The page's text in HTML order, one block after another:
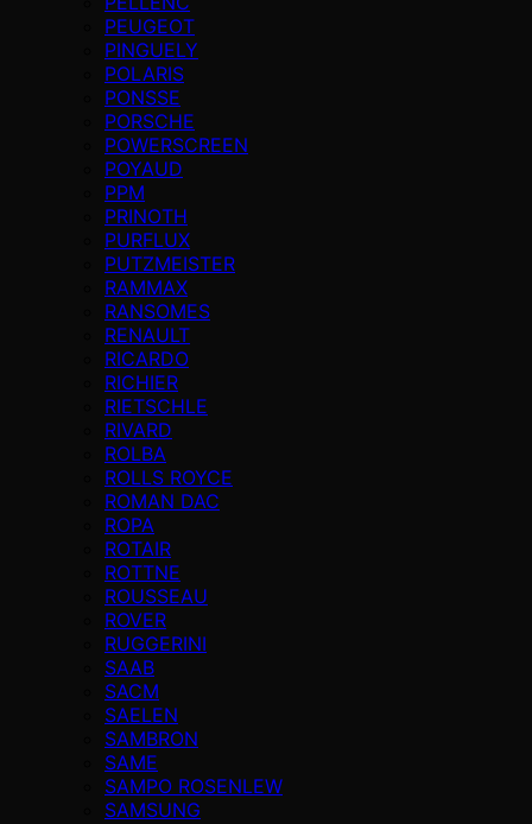
PEUGEOT
PINGUELY
POLARIS
PONSSE
PORSCHE
POWERSCREEN
POYAUD
PPM
PRINOTH
PURFLUX
PUTZMEISTER
RAMMAX
RANSOMES
RENAULT
RICARDO
RICHIER
RIETSCHLE
RIVARD
ROLBA
ROLLS ROYCE
ROMAN DAC
ROPA
ROTAIR
ROTTNE
ROUSSEAU
ROVER
RUGGERINI
SAAB
SACM
SAELEN
SAMBRON
SAME
SAMPO ROSENLEW
SAMSUNG